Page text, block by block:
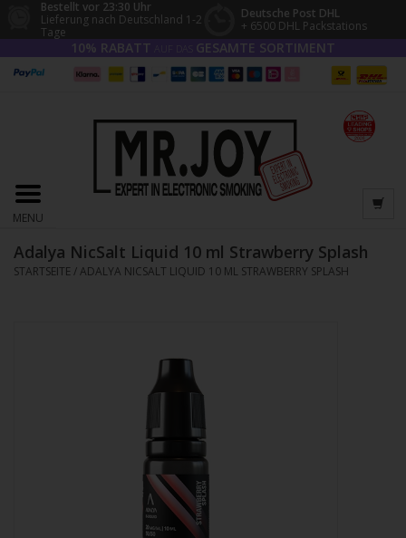
Bestellt vor 23:30 Uhr
Lieferung nach Deutschland 1-2
Tage
Deutsche Post DHL
+ 6500 DHL Packstations
10% RABATT GESAMTE SORTIMENT
MENU
Adalya NicSalt Liquid 10 ml Strawberry Splash
STARTSEITE /ADALYA NICSALT LIQUID 10 ML STRAWBERRY SPLASH